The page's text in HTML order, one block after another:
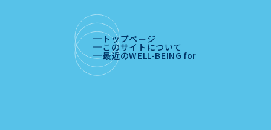
トップページ
このサイトについて
最近のWELL-BEING for